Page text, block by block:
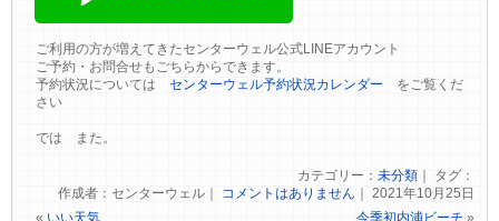
ご利用の方が増えてきたセンターウェル公式LINEアカウント
ご予約・お問合せもごちらからできます。
予約状況についてはセンターウェル予約状況カレンダー をご覧くだ
さい
では また。
カテゴリー： 未分類｜ タグ：
作成者：センターウェル｜
コメントはありません ｜ 2021年10月25日
« いい天気 今季初内浦ビーチ »